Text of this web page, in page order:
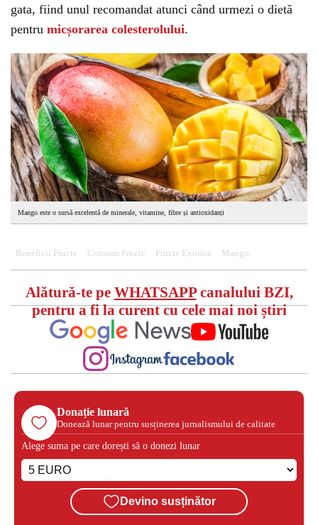
gata, fiind unul recomandat atunci când urmezi o dietă
pentru micșorarea colesterolului.
Mango este o sursă excelentă de minerale, vitamine, fibre și antioxidanți
Beneficii Fructe Consum Fructe Fructe Exotice Mango
Alătură-te pe WHATSAPPcanalului BZI,
pentru a fi la curent cu cele mai noi știri
Donație lunară
Donează lunar pentru susținerea jurnalismului de calitate
Alege suma pe care dorești să o donezi lunar
Devino susținător